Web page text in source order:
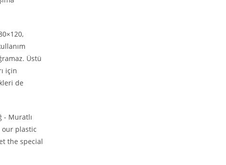
Üstü
için
de
- Muratlı
our plastic
the special